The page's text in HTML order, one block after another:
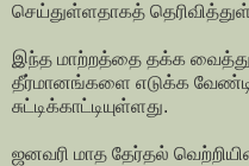
செய்துள்ளதாகத்
இந்த மாற்றத்தை தக்க
தீர்மானங்களை எடுக்க
சுட்டிக்காட்டியுள்ளது.
ஜனவரி மாத தேர்தல்